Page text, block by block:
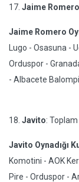
17. Jaime Romero
Jaime Romero
Lugo - Osasuna -
Orduspor -
- Albacete
18. Javito: Toplam
Javito Oynadığı
Komotini - AOK
Pire - Orduspor -